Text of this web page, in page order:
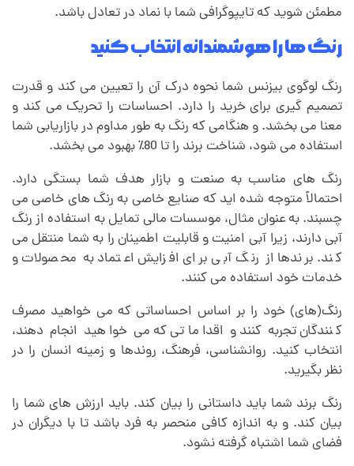
مطمئن شوید که تایپوگرافی شما با نماد در تعادل باشد.
رنگ ها را هوشمندانه انتخاب کنید
رنگ لوگوی بیزنس شما نحوه درک آن را تعیین می کند و قدرت
تصمیم گیری برای خرید را دارد. احساسات را تحریک می کند و
معنا می بخشد. و هنگامی که رنگ به طور مداوم در بازاریابی شما
استفاده می شود، شناخت برند را تا 80٪ بهبود می بخشد.
رنگ های مناسب به صنعت و بازار هدف شما بستگی دارد.
احتمالاً متوجه شده اید که صنایع خاصی به رنگ های خاصی می
چسبند. به عنوان مثال، موسسات مالی تمایل به استفاده از رنگ
آبی دارند، زیرا آبی امنیت و قابلیت اطمینان را به شما منتقل می
کند. برندها از رنگ آبی برای افزایش اعتماد به محصولات و
خدمات خود استفاده می کنند.
رنگ(های) خود را بر اساس احساساتی که می خواهید مصرف
کنندگان تجربه کنند و اقداماتی که می خواهید انجام دهند،
انتخاب کنید. روانشناسی، فرهنگ، روندها و زمینه انسان را در
نظر بگیرید.
رنگ برند شما باید داستانی را بیان کند. باید ارزش های شما را
بیان کند. و به اندازه کافی منحصر به فرد باشد تا با دیگران در
فضای شما اشتباه گرفته نشود.